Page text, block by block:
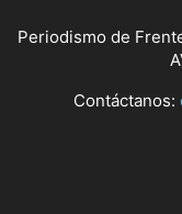
Periodismo de
Contáctanos: